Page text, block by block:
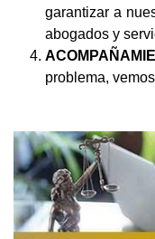
garantizar a
abogados y
problema,
NOSOTROS